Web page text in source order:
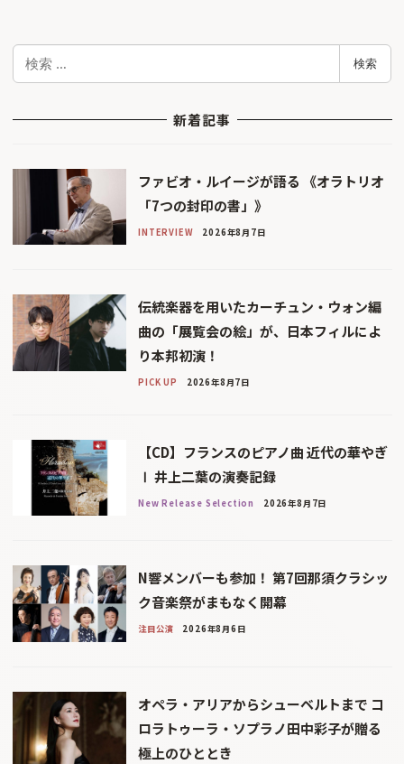
検索
新着記事
ファビオ・ルイージが語る 《オラトリオ
「7つの封印の書」》
INTERVIEW 2026年8月7日
伝統楽器を用いたカーチュン・ウォン編
曲の「展覧会の絵」が、日本フィルによ
り本邦初演！
PICK UP 2026年8月7日
【CD】フランスのピアノ曲 近代の華やぎ
Ⅰ 井上二葉の演奏記録
New Release Selection 2026年8月7日
N響メンバーも参加！ 第7回那須クラシッ
ク音楽祭がまもなく開幕
注目公演 2026年8月6日
オペラ・アリアからシューベルトまで コ
ロラトゥーラ・ソプラノ田中彩子が贈る
極上のひととき